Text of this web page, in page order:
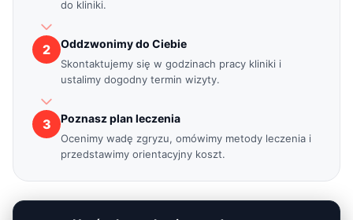
do kliniki.
2 Oddzwonimy do Ciebie
Skontaktujemy się w godzinach pracy kliniki i
ustalimy dogodny termin wizyty.
3 Poznasz plan leczenia
Ocenimy wadę zgryzu, omówimy metody leczenia i
przedstawimy orientacyjny koszt.
ZnanyLekarz
Bardzo zangazowana, mimo trudności jakie stwarza moja wada
świetnie sobie poradziła
Bartosz
Profesjonalna obsługa i sprzęt, całą wizyta i badania
przebiegały bardzo dobrze. Miła atmosfera i bardzo pozytywna
obsługa. Wszystko szczegółowo wyjaśnione i powiedziane.
R